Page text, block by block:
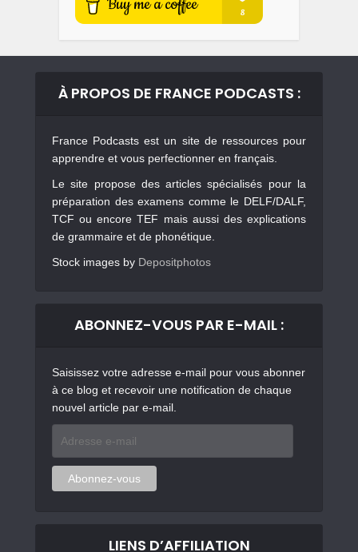
À PROPOS DE FRANCE PODCASTS :
France Podcasts est un site de ressources pour
apprendre et vous perfectionner en français.
Le site propose des articles spécialisés pour la
préparation des examens comme le DELF/DALF,
TCF ou encore TEF mais aussi des explications
de grammaire et de phonétique.
Stock images by Depositphotos
ABONNEZ-VOUS PAR E-MAIL :
Saisissez votre adresse e-mail pour vous abonner
à ce blog et recevoir une notification de chaque
nouvel article par e-mail.
mail
Abonnez-vous
LIENS D’AFFILIATION